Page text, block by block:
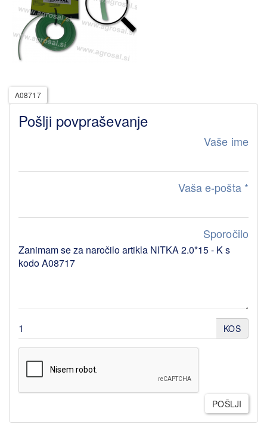
A08717
Pošlji povpraševanje
Vaše ime
Vaša e-pošta *
Sporočilo
KOS
POŠLJI